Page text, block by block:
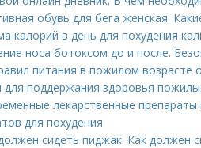
обувь для бега женская.
калорий в день для похудения
носа ботоксом до и после.
питания в пожилом возрасте
для поддержания здоровья
лекарственные
для похудения
сидеть пиджак. Как должен